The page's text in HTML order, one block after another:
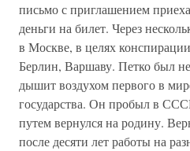
письмо с приглашением
деньги на билет. Через
в Москве, в целях
Берлин, Варшаву. Петко был
дышит воздухом первого в
государства. Он пробыл в
путем вернулся на родину.
после десяти лет работы на